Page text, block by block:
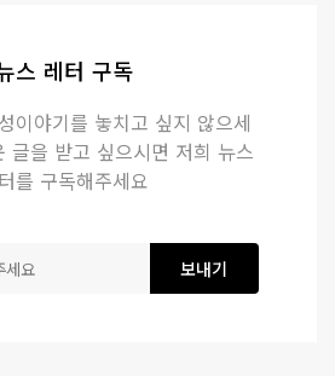
스 레터 구독
이야기를 놓치고 싶지 않으세
글을 받고 싶으시면 저희 뉴스
를 구독해주세요
보내기